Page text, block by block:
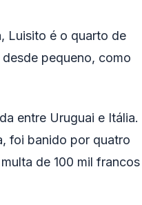
Luisito é o quarto de
pequeno, como
entre Uruguai e Itália.
foi banido por quatro
de 100 mil francos